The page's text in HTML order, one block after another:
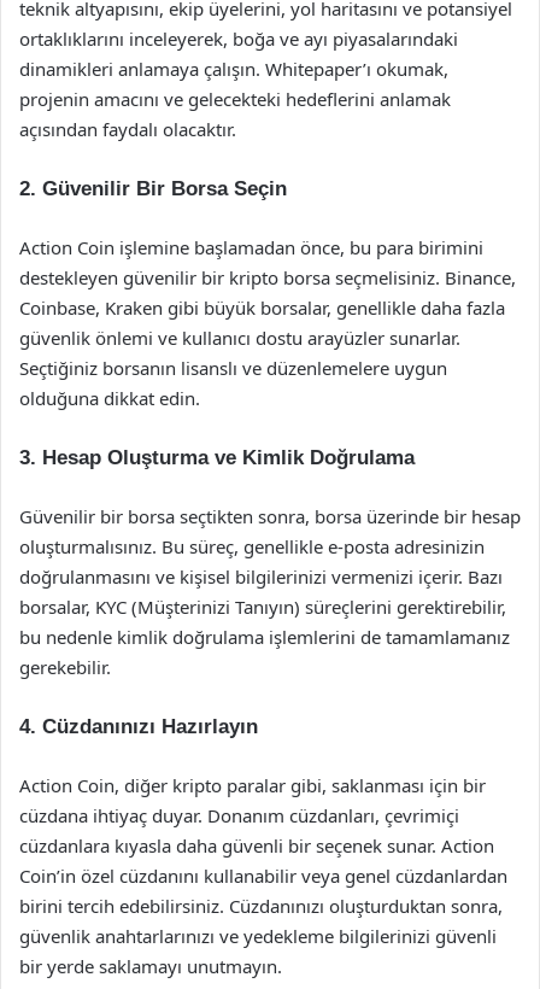
teknik altyapısını, ekip üyelerini, yol haritasını ve potansiyel
ortaklıklarını inceleyerek, boğa ve ayı piyasalarındaki
dinamikleri anlamaya çalışın. Whitepaper’ı okumak,
projenin amacını ve gelecekteki hedeflerini anlamak
açısından faydalı olacaktır.
2. Güvenilir Bir Borsa Seçin
Action Coin işlemine başlamadan önce, bu para birimini
destekleyen güvenilir bir kripto borsa seçmelisiniz. Binance,
Coinbase, Kraken gibi büyük borsalar, genellikle daha fazla
güvenlik önlemi ve kullanıcı dostu arayüzler sunarlar.
Seçtiğiniz borsanın lisanslı ve düzenlemelere uygun
olduğuna dikkat edin.
3. Hesap Oluşturma ve Kimlik Doğrulama
Güvenilir bir borsa seçtikten sonra, borsa üzerinde bir hesap
oluşturmalısınız. Bu süreç, genellikle e-posta adresinizin
doğrulanmasını ve kişisel bilgilerinizi vermenizi içerir. Bazı
borsalar, KYC (Müşterinizi Tanıyın) süreçlerini gerektirebilir,
bu nedenle kimlik doğrulama işlemlerini de tamamlamanız
gerekebilir.
4. Cüzdanınızı Hazırlayın
Action Coin, diğer kripto paralar gibi, saklanması için bir
cüzdana ihtiyaç duyar. Donanım cüzdanları, çevrimiçi
cüzdanlara kıyasla daha güvenli bir seçenek sunar. Action
Coin’in özel cüzdanını kullanabilir veya genel cüzdanlardan
birini tercih edebilirsiniz. Cüzdanınızı oluşturduktan sonra,
güvenlik anahtarlarınızı ve yedekleme bilgilerinizi güvenli
bir yerde saklamayı unutmayın.